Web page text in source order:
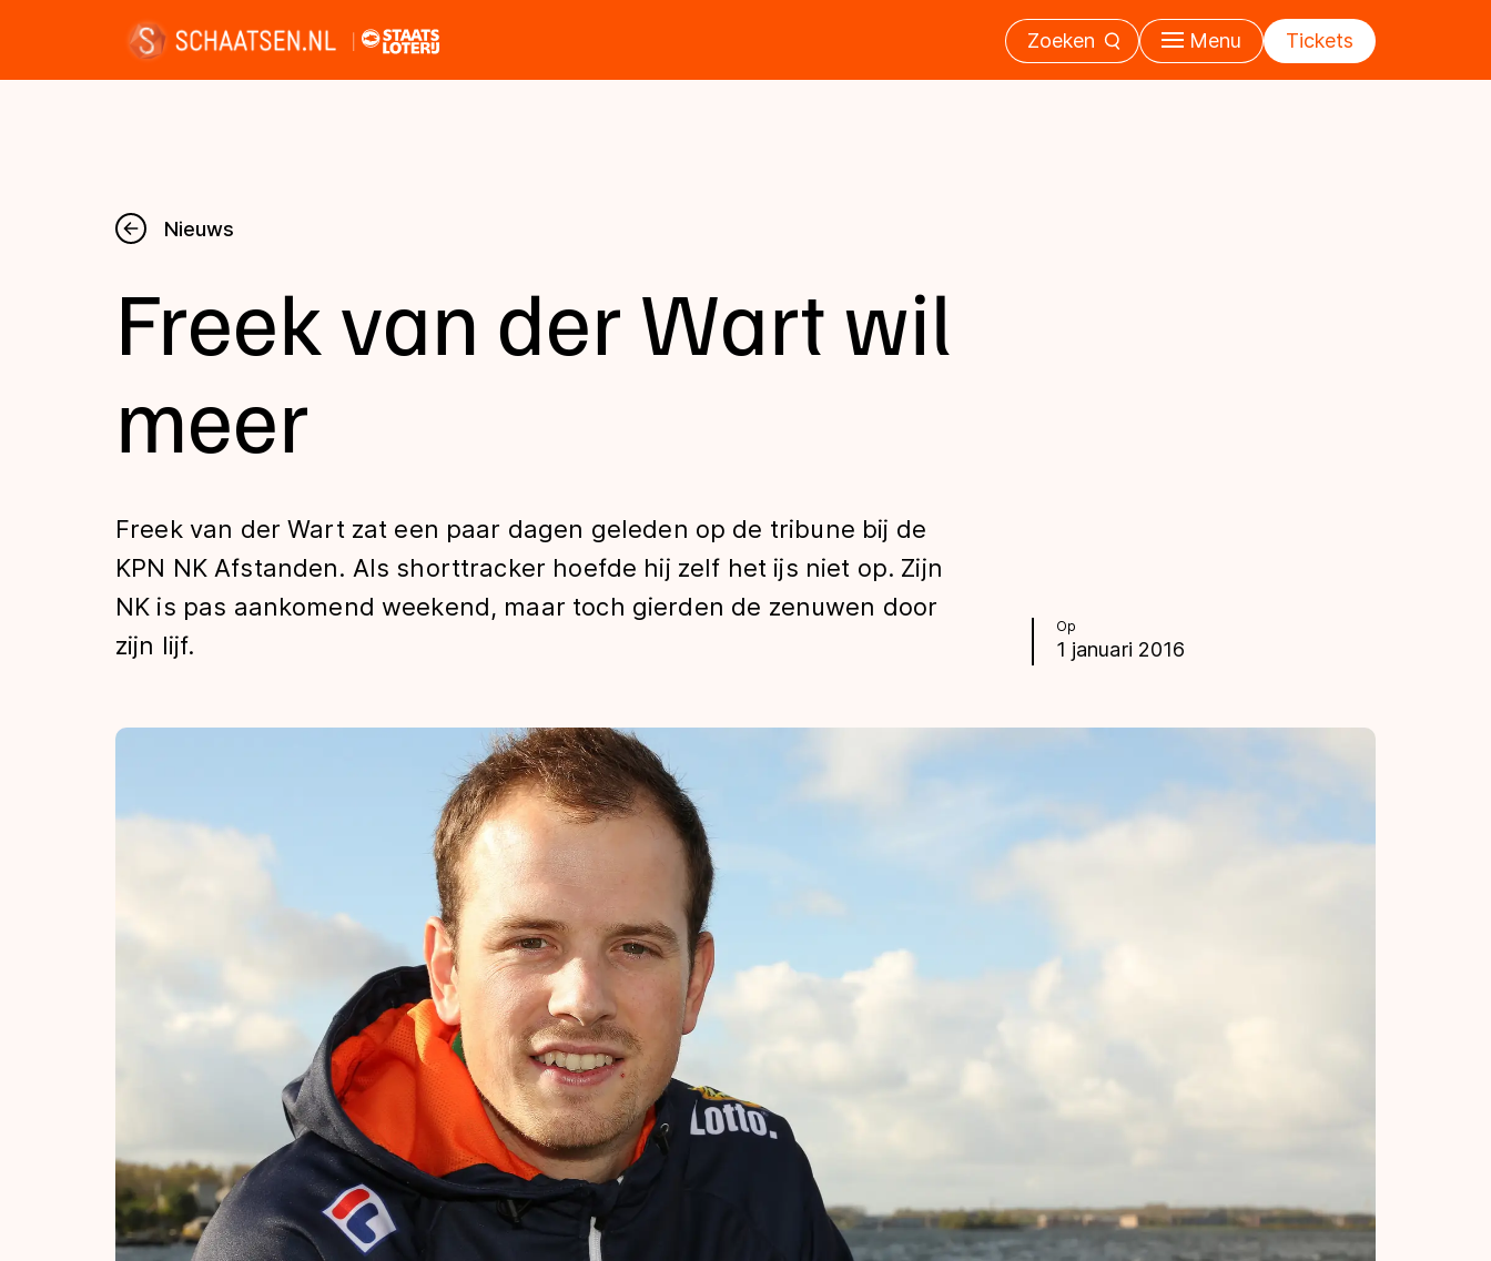
Zoeken Menu Tickets
Nieuws
Kalender
Uitslagen
Tijden & historie
De weg op
Olympische Spelen
Nieuws
Op
1 januari 2016
Freek van der Wart wil
meer
Freek van der Wart zat een paar dagen geleden op de tribune bij de
KPN NK Afstanden. Als shorttracker hoefde hij zelf het ijs niet op. Zijn
NK is pas aankomend weekend, maar toch gierden de zenuwen door
zijn lijf.